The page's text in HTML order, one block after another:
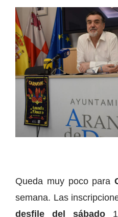
Queda muy poco para
semana. Las
desfile del sábado